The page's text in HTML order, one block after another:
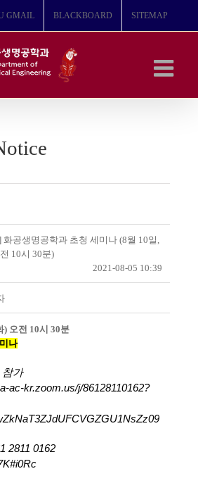
GMAIL BLACKBOARD SITEMAP
화공생명공학과 초청 세미나 (8월 10일,
10시 30분)
2021-08-05 10:39
) 오전 10시 30분
나
참가
ac-kr.zoom.us/j/86128110162?
09
2811 0162